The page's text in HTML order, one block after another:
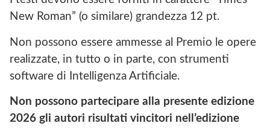
New Roman” (o similare) grandezza 12 pt.
Non possono essere ammesse al Premio le opere
realizzate, in tutto o in parte, con strumenti
software di Intelligenza Artificiale.
Non possono partecipare alla presente edizione
2026 gli autori risultati vincitori nell’edizione